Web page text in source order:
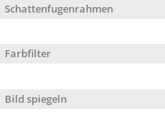
Schattenfugenrahmen
Farbfilter
Bild spiegeln